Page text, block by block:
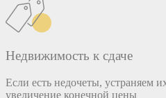
Недвижимость к сдаче
Если есть недочеты, устраняем
увеличение конечной цены